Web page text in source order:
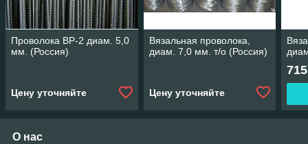
Проволока ВР-2 диам. 5,0
мм. (Россия)
Цену уточняйте
Вязальная проволока,
диам. 7,0 мм. т/о (Россия)
Цену уточняйте
715
О нас